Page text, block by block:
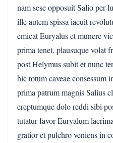
nam sese opposuit Salio per
ille autem spissa iacuit
emicat Euryalus et munere
prima tenet, plausuque volat
post Helymus subit et nunc
hic totum caveae consessum
prima patrum magnis Salius
ereptumque dolo reddi sibi
tutatur favor Euryalum
gratior et pulchro veniens in